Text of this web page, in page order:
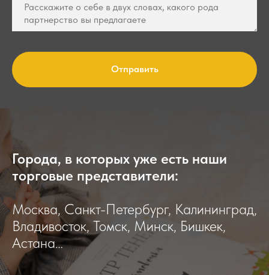
Отправить
Города, в которых уже есть наши
торговые представители:
Москва, Санкт-Петербург, Калининград,
Владивосток, Томск, Минск, Бишкек,
Астана…